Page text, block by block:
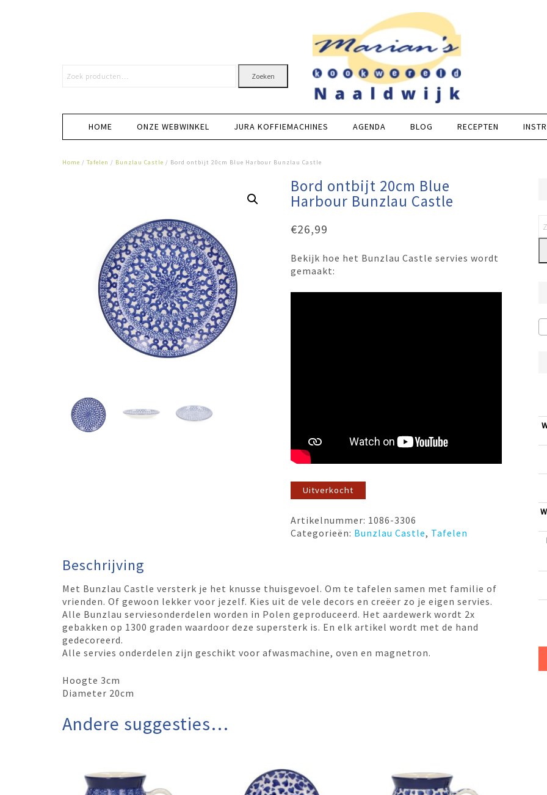
Zoeken
HOME ONZE WEBWINKEL JURA KOFFIEMACHINES AGENDA BLOG RECEPTEN
Home / Tafelen / Bunzlau Castle / Bord ontbijt 20cm Blue Harbour Bunzlau Castle
Bord ontbijt 20cm Blue
Harbour Bunzlau Castle
€26,99
Bekijk hoe het Bunzlau Castle servies wordt
gemaakt:
Uitverkocht
Artikelnummer: 1086-3306
Categorieën: Bunzlau Castle, Tafelen
Beschrijving
Met Bunzlau Castle versterk je het knusse thuisgevoel. Om te tafelen samen met familie of
vrienden. Of gewoon lekker voor jezelf. Kies uit de vele decors en creëer zo je eigen servies.
Alle Bunzlau serviesonderdelen worden in Polen geproduceerd. Het aardewerk wordt 2x
gebakken op 1300 graden waardoor deze supersterk is. En elk artikel wordt met de hand
gedecoreerd.
Alle servies onderdelen zijn geschikt voor afwasmachine, oven en magnetron.
Hoogte 3cm
Diameter 20cm
Andere suggesties…